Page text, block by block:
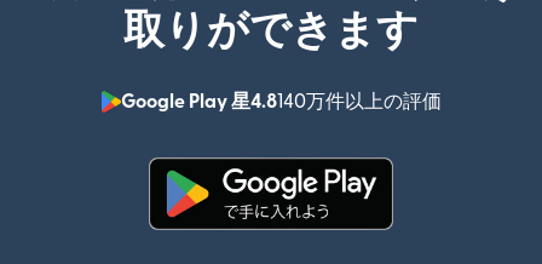
取りができます
Google Play 星4.8140万件以上の評価
（別ウィン